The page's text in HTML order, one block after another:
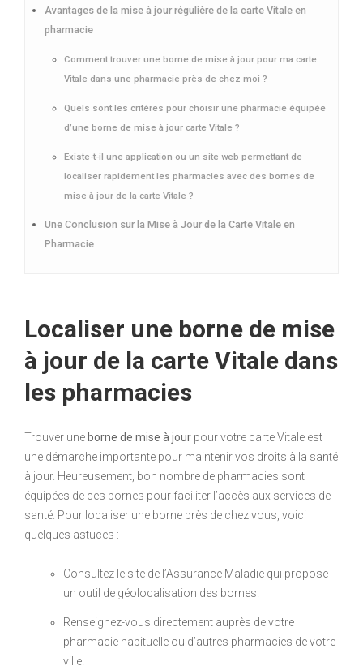
Avantages de la mise à jour régulière de la carte Vitale en
pharmacie
Comment trouver une borne de mise à jour pour ma carte
Vitale dans une pharmacie près de chez moi ?
Quels sont les critères pour choisir une pharmacie équipée
d’une borne de mise à jour carte Vitale ?
Existe-t-il une application ou un site web permettant de
localiser rapidement les pharmacies avec des bornes de
mise à jour de la carte Vitale ?
Une Conclusion sur la Mise à Jour de la Carte Vitale en
Pharmacie
Localiser une borne de mise
à jour de la carte Vitale dans
les pharmacies
Trouver une borne de mise à jour pour votre carte Vitale est
une démarche importante pour maintenir vos droits à la santé
à jour. Heureusement, bon nombre de pharmacies sont
équipées de ces bornes pour faciliter l’accès aux services de
santé. Pour localiser une borne près de chez vous, voici
quelques astuces :
Consultez le site de l’Assurance Maladie qui propose
un outil de géolocalisation des bornes.
Renseignez-vous directement auprès de votre
pharmacie habituelle ou d’autres pharmacies de votre
ville.